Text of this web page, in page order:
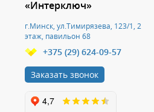
«Интерключ»
г.Минск, ул.Тимирязева, 123/1, 2
этаж, павильон 68
+375 (29) 624-09-57
Заказать звонок